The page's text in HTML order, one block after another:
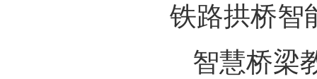
铁路拱桥智
智慧桥梁